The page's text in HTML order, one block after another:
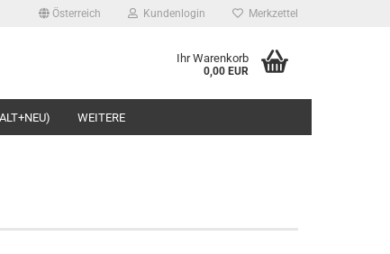
Österreich Kundenlogin Merkzettel
Ihr Warenkorb
0,00 EUR
WEITERE